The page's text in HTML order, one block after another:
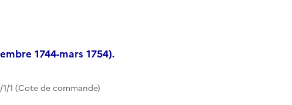
1744-mars 1754).
1/1 (Cote de commande)